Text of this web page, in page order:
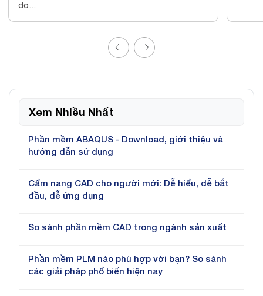
Xem Nhiều Nhất
Phần mềm ABAQUS - Download, giới thiệu và
hướng dẫn sử dụng
Cẩm nang CAD cho người mới: Dễ hiểu, dễ bắt
đầu, dễ ứng dụng
So sánh phần mềm CAD trong ngành sản xuất
Phần mềm PLM nào phù hợp với bạn? So sánh
các giải pháp phổ biến hiện nay